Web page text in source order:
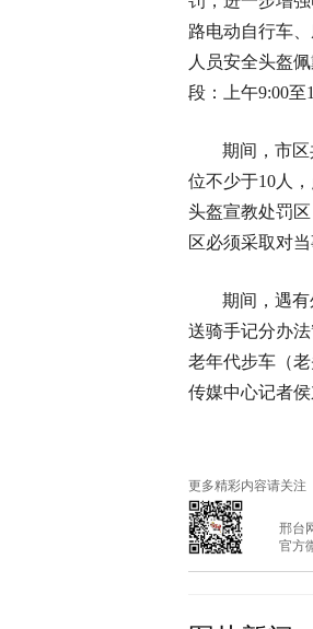
路电动自行车
人员安全头盔
段：上午9:00至
期间，市
位不少于10人
头盔宣教处罚
区必须采取对
期间，遇
送骑手记分办
老年代步车（
传媒中心记者
更多精彩内容请关注
			邢台网
			官方微信